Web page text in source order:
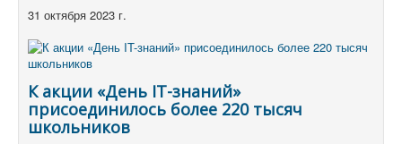
31 октября 2023 г.
К акции «День IT-знаний»
присоединилось более 220 тысяч
школьников